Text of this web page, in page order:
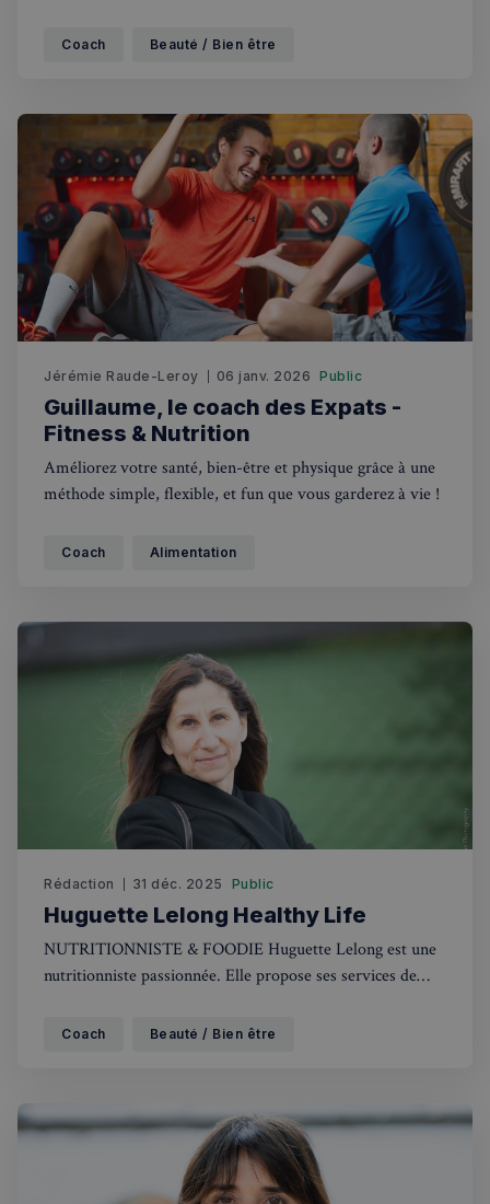
Coach Beauté / Bien être
Jérémie Raude-Leroy 06 janv. 2026 Public
Guillaume, le coach des Expats -
Fitness & Nutrition
Améliorez votre santé, bien-être et physique grâce à une
méthode simple, flexible, et fun que vous garderez à vie !
Coach Alimentation
Rédaction 31 déc. 2025 Public
Huguette Lelong Healthy Life
NUTRITIONNISTE & FOODIE Huguette Lelong est une
nutritionniste passionnée. Elle propose ses services de
reconnecter avec son corps. Bienveillante, experte et
Coach Beauté / Bien être